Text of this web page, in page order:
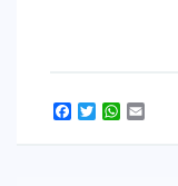
Facebook
Twitter